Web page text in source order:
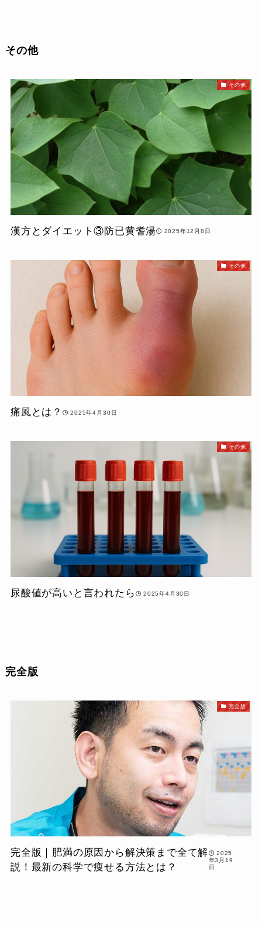
その他
その他
漢方とダイエット③防已黄耆湯 2025年12月8日
その他
痛風とは？ 2025年4月30日
その他
尿酸値が高いと言われたら 2025年4月30日
完全版
完全版
完全版｜肥満の原因から解決策まで全て解
説！最新の科学で痩せる方法とは？
2025
年3月19
日